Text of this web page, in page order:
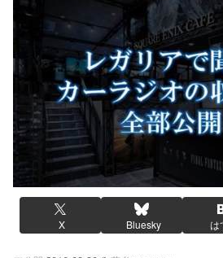
X Bluesky は